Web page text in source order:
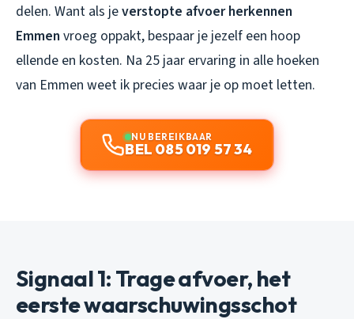
delen. Want als jeverstopte afvoer herkennen
Emmen vroeg oppakt, bespaar je jezelf een hoop
ellende en kosten. Na 25 jaar ervaring in alle hoeken
van Emmen weet ik precies waar je op moet letten.
NU BEREIKBAAR
BEL 085 019 57 34
Signaal 1: Trage afvoer, het
eerste waarschuwingsschot